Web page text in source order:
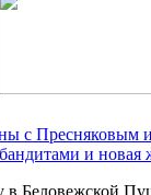
с Пресняковым
и новая
в Беловежской